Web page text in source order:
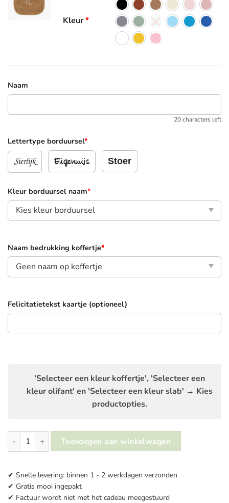
Kleur*
Naam
20 characters left
Lettertype borduursel*
Sierlijk Eigenwijs Stoer
Kleur borduursel naam*
Naam bedrukking koffertje*
Felicitatietekst kaartje (optioneel)
'Selecteer een kleur koffertje', 'Selecteer een
kleur olifant' en 'Selecteer een kleur slab' → Kies
productopties.
Kraamcadeau koffer Olifant Eddy of Emily | Stel zelf samen
Toevoegen aan winkelwagen
✔ Snelle levering: binnen 1 - 2 werkdagen verzonden
✔ Gratis mooi ingepakt
✔ Factuur wordt niet met het cadeau meegestuurd